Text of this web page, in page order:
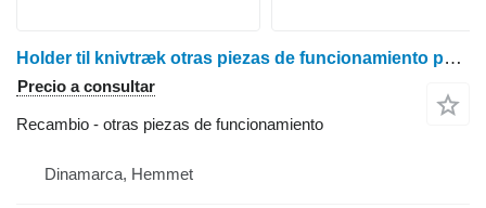
Holder til knivtræk otras piezas de funcionamiento para Dronningborg D1250 cosechadora de cereales
Precio a consultar
Recambio - otras piezas de funcionamiento
Dinamarca, Hemmet